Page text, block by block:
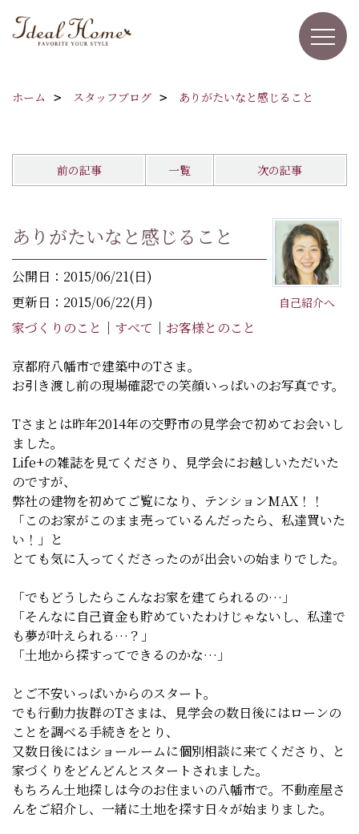
ホーム スタッフブログ ありがたいなと感じること
前の記事 一覧 次の記事
自己紹介へ
ありがたいなと感じること
公開日：2015/06/21(日)
更新日：2015/06/22(月)
家づくりのこと ｜ すべて ｜ お客様とのこと
京都府八幡市で建築中のTさま。
お引き渡し前の現場確認での笑顔いっぱいのお写真です。
Tさまとは昨年2014年の交野市の見学会で初めてお会いし
ました。
Life+の雑誌を見てくださり、見学会にお越しいただいた
のですが、
弊社の建物を初めてご覧になり、テンションMAX！！
「このお家がこのまま売っているんだったら、私達買いた
い！」と
とても気に入ってくださったのが出会いの始まりでした。
「でもどうしたらこんなお家を建てられるの…」
「そんなに自己資金も貯めていたわけじゃないし、私達で
も夢が叶えられる…？」
「土地から探すってできるのかな…」
とご不安いっぱいからのスタート。
でも行動力抜群のTさまは、見学会の数日後にはローンの
ことを調べる手続きをとり、
又数日後にはショールームに個別相談に来てくださり、と
家づくりをどんどんとスタートされました。
もちろん土地探しは今のお住まいの八幡市で。不動産屋さ
んをご紹介し、一緒に土地を探す日々が始まりました。